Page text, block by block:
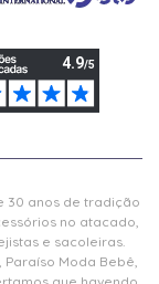
30 anos de tradição
no atacado,
e sacoleiras.
Moda Bebê,